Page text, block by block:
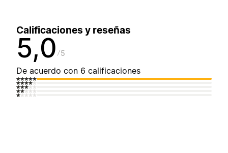
Calificaciones y reseñas
5,0 5
De acuerdo con 6 calificaciones